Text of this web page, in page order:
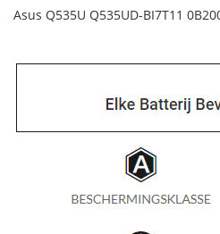
Asus Q535U Q535UD-BI7T11